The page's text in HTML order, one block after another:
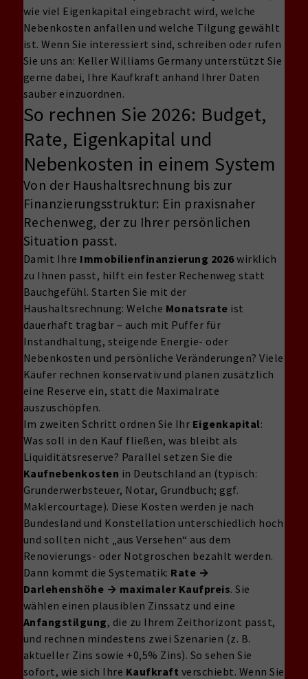
wie viel Eigenkapital eingebracht wird, welche
Nebenkosten anfallen und welche Tilgung gewählt
ist. Wenn Sie interessiert sind, schreiben oder rufen
Sie uns an: Keller Williams Germany unterstützt Sie
gerne dabei, Ihre Kaufkraft anhand Ihrer Daten
sauber einzuordnen.
So rechnen Sie 2026: Budget,
Rate, Eigenkapital und
Nebenkosten in einem System
Von der Haushaltsrechnung bis zur
Finanzierungsstruktur: Ein praxisnaher
Rechenweg, der zu Ihrer persönlichen
Situation passt.
Damit Ihre Immobilienfinanzierung 2026wirklich
zu Ihnen passt, hilft ein fester Rechenweg statt
Bauchgefühl. Starten Sie mit der
Haushaltsrechnung: Welche Monatsrate ist
dauerhaft tragbar – auch mit Puffer für
Instandhaltung, steigende Energie- oder
Nebenkosten und persönliche Veränderungen? Viele
Käufer rechnen konservativ und planen zusätzlich
eine Reserve ein, statt die Maximalrate
auszuschöpfen.
Im zweiten Schritt ordnen Sie Ihr Eigenkapital:
Was soll in den Kauf fließen, was bleibt als
Liquiditätsreserve? Parallel setzen Sie die
Kaufnebenkosten in Deutschland an (typisch:
Grunderwerbsteuer, Notar, Grundbuch; ggf.
Maklercourtage). Diese Kosten werden je nach
Bundesland und Konstellation unterschiedlich hoch
und sollten nicht „aus Versehen“ aus dem
Renovierungs- oder Notgroschen bezahlt werden.
Dann kommt die Systematik: Rate →
Darlehenshöhe → maximaler Kaufpreis. Sie
wählen einen plausiblen Zinssatz und eine
Anfangstilgung, die zu Ihrem Zeithorizont passt,
und rechnen mindestens zwei Szenarien (z. B.
aktueller Zins sowie +0,5% Zins). So sehen Sie
sofort, wie sich Ihre Kaufkraft verschiebt. Wenn Sie